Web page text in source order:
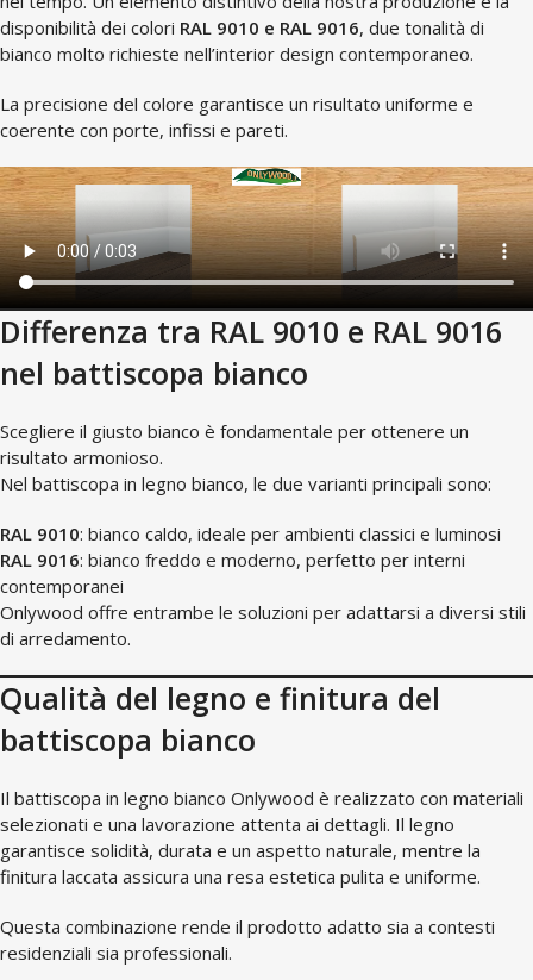
disponibilità dei colori RAL 9010 e RAL 9016, due tonalità di
bianco molto richieste nell’interior design contemporaneo.
La precisione del colore garantisce un risultato uniforme e
coerente con porte, infissi e pareti.
Differenza tra RAL 9010 e RAL 9016
nel battiscopa bianco
Scegliere il giusto bianco è fondamentale per ottenere un
risultato armonioso.
Nel battiscopa in legno bianco, le due varianti principali sono:
RAL 9010: bianco caldo, ideale per ambienti classici e luminosi
RAL 9016: bianco freddo e moderno, perfetto per interni
contemporanei
Onlywood offre entrambe le soluzioni per adattarsi a diversi stili
di arredamento.
Qualità del legno e finitura del
battiscopa bianco
Il battiscopa in legno bianco Onlywood è realizzato con materiali
selezionati e una lavorazione attenta ai dettagli. Il legno
garantisce solidità, durata e un aspetto naturale, mentre la
finitura laccata assicura una resa estetica pulita e uniforme.
Questa combinazione rende il prodotto adatto sia a contesti
residenziali sia professionali.